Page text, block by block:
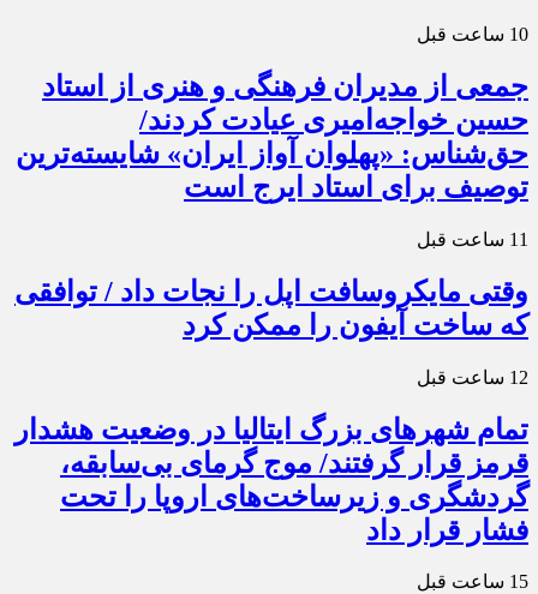
10 ساعت قبل
جمعی از مدیران فرهنگی و هنری از استاد
حسین خواجه‌امیری عیادت کردند/
حق‌شناس: «پهلوان آواز ایران» شایسته‌ترین
توصیف برای استاد ایرج است
11 ساعت قبل
وقتی مایکروسافت اپل را نجات داد / توافقی
که ساخت آیفون را ممکن کرد
12 ساعت قبل
تمام شهرهای بزرگ ایتالیا در وضعیت هشدار
قرمز قرار گرفتند/ موج گرمای بی‌سابقه،
گردشگری و زیرساخت‌های اروپا را تحت
فشار قرار داد
15 ساعت قبل